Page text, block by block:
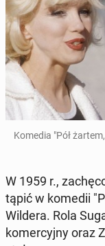
Komedia "Pół
W 1959 r.,
tąpić w komedii
Wildera. Rola
komer­cyjny oraz